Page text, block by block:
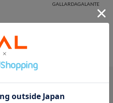
GALLARDAGALANTE